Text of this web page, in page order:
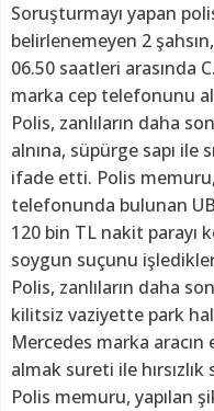
Soruşturmayı yapan
belirlenemeyen 2
06.50 saatleri arasında
marka cep telefonunu
Polis, zanlıların daha
alnına, süpürge sapı ile
ifade etti. Polis memuru,
telefonunda bulunan
120 bin TL nakit parayı
soygun suçunu
Polis, zanlıların daha
kilitsiz vaziyette park
Mercedes marka
almak sureti ile
Polis memuru, yapılan